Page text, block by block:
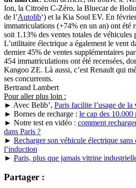
Ion, la Citroën C-Zéro, la Bluecar de
de l’Autolib‘) et la Kia Soul EV. En
immatriculations (+74% en un an) ont été
soit 1.13% des ventes totales de véhicules
L’utilitaire électrique a également le vent
dernier 45% de ventes supplémentaires
454 immatriculations ont été recensées,
Kangoo ZE. Là aussi, c’est Renault qui
ses concurrents.
Bertrand Lambert
Pour aller plus loin :
► Avec Belib’, Paris facilite l’usage de
► Bornes de recharge : le cap des 10.000
► Notre test en vidéo : comment
dans Paris ?
► Recharger son véhicule électrique
l’induction
► Paris, plus que jamais vitrine
Partager :